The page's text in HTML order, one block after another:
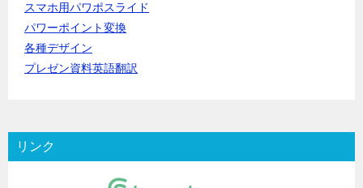
スマホ用パワポスライド
パワーポイント変換
各種デザイン
プレゼン資料英語翻訳
リンク